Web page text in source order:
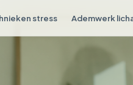
stress Ademwerk